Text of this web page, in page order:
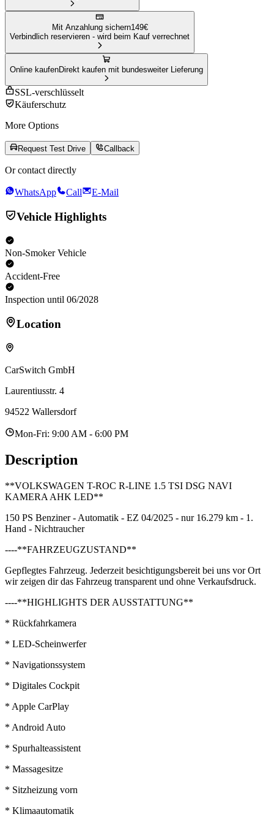
Mit Anzahlung sichern149€
Verbindlich reservieren - wird beim Kauf verrechnet
Online kaufenDirekt kaufen mit bundesweiter Lieferung
SSL-verschlüsselt
Käuferschutz
More Options
Request Test Drive Callback
Or contact directly
WhatsApp Call E-Mail
Vehicle Highlights
Non-Smoker Vehicle
Accident-Free
Inspection until 06/2028
Location
CarSwitch GmbH
Laurentiusstr. 4
94522 Wallersdorf
Mon-Fri: 9:00 AM - 6:00 PM
Description
**VOLKSWAGEN T-ROC R-LINE 1.5 TSI DSG NAVI
KAMERA AHK LED**
150 PS Benziner - Automatik - EZ 04/2025 - nur 16.279 km - 1.
Hand - Nichtraucher
----**FAHRZEUGZUSTAND**
Gepflegtes Fahrzeug. Jederzeit besichtigungsbereit bei uns vor Ort
wir zeigen dir das Fahrzeug transparent und ohne Verkaufsdruck.
----**HIGHLIGHTS DER AUSSTATTUNG**
* Rückfahrkamera
* LED-Scheinwerfer
* Navigationssystem
* Digitales Cockpit
* Apple CarPlay
* Android Auto
* Spurhalteassistent
* Massagesitze
* Sitzheizung vorn
* Klimaautomatik